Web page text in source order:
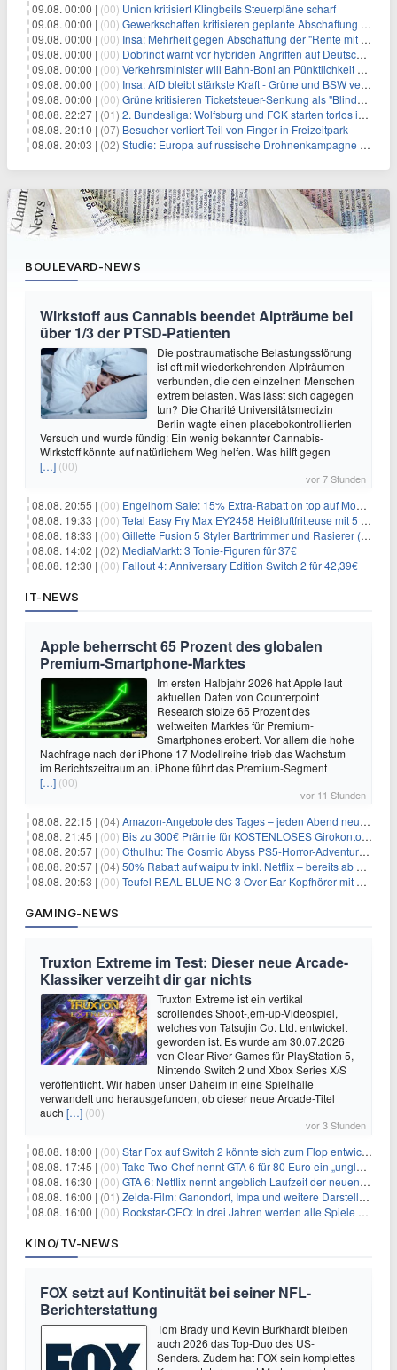
09.08. 00:00 | (00) Union kritisiert Klingbeils Steuerpläne scharf
09.08. 00:00 | (00) Gewerkschaften kritisieren geplante Abschaffung der "Rente mit 63"
09.08. 00:00 | (00) Insa: Mehrheit gegen Abschaffung der "Rente mit 63"
09.08. 00:00 | (00) Dobrindt warnt vor hybriden Angriffen auf Deutschland
09.08. 00:00 | (00) Verkehrsminister will Bahn-Boni an Pünktlichkeit koppeln
09.08. 00:00 | (00) Insa: AfD bleibt stärkste Kraft - Grüne und BSW verlieren
09.08. 00:00 | (00) Grüne kritisieren Ticketsteuer-Senkung als "Blindflug"
08.08. 22:27 | (01) 2. Bundesliga: Wolfsburg und FCK starten torlos in die Saison
08.08. 20:10 | (07) Besucher verliert Teil von Finger in Freizeitpark
08.08. 20:03 | (02) Studie: Europa auf russische Drohnenkampagne unzureichend vorbereitet
BOULEVARD-NEWS
Wirkstoff aus Cannabis beendet Alpträume bei
über 1/3 der PTSD-Patienten
Die posttraumatische Belastungsstörung
ist oft mit wiederkehrenden Alpträumen
verbunden, die den einzelnen Menschen
extrem belasten. Was lässt sich dagegen
tun? Die Charité Universitätsmedizin
Berlin wagte einen placebokontrollierten
Versuch und wurde fündig: Ein wenig bekannter Cannabis-
Wirkstoff könnte auf natürlichem Weg helfen. Was hilft gegen
[…] (00)
vor 7 Stunden
08.08. 20:55 | (00) Engelhorn Sale: 15% Extra-Rabatt on top auf Mode- und Sport-Artikel
08.08. 19:33 | (00) Tefal Easy Fry Max EY2458 Heißluftfritteuse mit 5 Litern für 64,99€
08.08. 18:33 | (00) Gillette Fusion 5 Styler Barttrimmer und Rasierer (All in One) für 16€
08.08. 14:02 | (02) MediaMarkt: 3 Tonie-Figuren für 37€
08.08. 12:30 | (00) Fallout 4: Anniversary Edition Switch 2 für 42,39€
IT-NEWS
Apple beherrscht 65 Prozent des globalen
Premium-Smartphone-Marktes
Im ersten Halbjahr 2026 hat Apple laut
aktuellen Daten von Counterpoint
Research stolze 65 Prozent des
weltweiten Marktes für Premium-
Smartphones erobert. Vor allem die hohe
Nachfrage nach der iPhone 17 Modellreihe trieb das Wachstum
im Berichtszeitraum an. iPhone führt das Premium-Segment
[…] (00)
vor 11 Stunden
08.08. 22:15 | (04) Amazon-Angebote des Tages – jeden Abend neue Deals zum Stöbern
08.08. 21:45 | (00) Bis zu 300€ Prämie für KOSTENLOSES Girokonto bei der Santander – 50€ schon nach 1 Woche!
08.08. 20:57 | (00) Cthulhu: The Cosmic Abyss PS5-Horror-Adventure für 27,99€
08.08. 20:57 | (04) 50% Rabatt auf waipu.tv inkl. Netflix – bereits ab 9€/Monat (statt 17,99€)
08.08. 20:53 | (00) Teufel REAL BLUE NC 3 Over-Ear-Kopfhörer mit ANC für 149,99€
GAMING-NEWS
Truxton Extreme im Test: Dieser neue Arcade-
Klassiker verzeiht dir gar nichts
Truxton Extreme ist ein vertikal
scrollendes Shoot-‚em-up-Videospiel,
welches von Tatsujin Co. Ltd. entwickelt
geworden ist. Es wurde am 30.07.2026
von Clear River Games für PlayStation 5,
Nintendo Switch 2 und Xbox Series X/S
veröffentlicht. Wir haben unser Daheim in eine Spielhalle
verwandelt und herausgefunden, ob dieser neue Arcade-Titel
auch […] (00)
vor 3 Stunden
08.08. 18:00 | (00) Star Fox auf Switch 2 könnte sich zum Flop entwickeln
08.08. 17:45 | (00) Take-Two-Chef nennt GTA 6 für 80 Euro ein „unglaubliches Schnäppchen“
08.08. 16:30 | (00) GTA 6: Netflix nennt angeblich Laufzeit der neuen Gameplay-Präsentation
08.08. 16:00 | (01) Zelda-Film: Ganondorf, Impa und weitere Darsteller sollen feststehen
08.08. 16:00 | (00) Rockstar-CEO: In drei Jahren werden alle Spiele gestreamt
KINO/TV-NEWS
FOX setzt auf Kontinuität bei seiner NFL-
Berichterstattung
Tom Brady und Kevin Burkhardt bleiben
auch 2026 das Top-Duo des US-
Senders. Zudem hat FOX sein komplettes